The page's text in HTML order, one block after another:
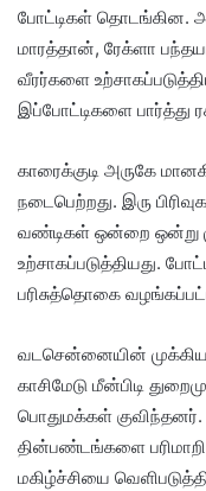
போட்டிகள் தொடங்கின.
மாரத்தான், ரேக்ளா
வீரர்களை
இப்போட்டிகளை பார்த்து
காரைக்குடி அருகே
நடைபெற்றது. இரு
வண்டிகள் ஒன்றை ஒன்று
உற்சாகப்படுத்தியது.
பரிசுத்தொகை
வடசென்னையின்
காசிமேடு மீன்பிடி
பொதுமக்கள் குவிந்தனர்.
தின்பண்டங்களை
மகிழ்ச்சியை